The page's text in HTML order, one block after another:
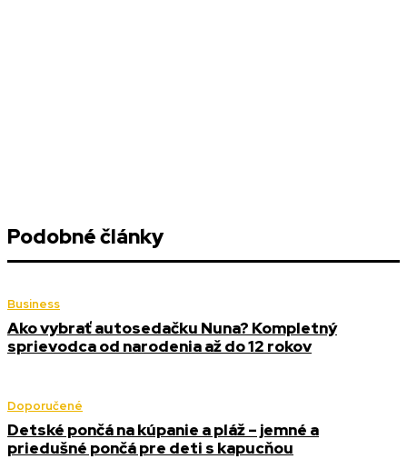
Podobné články
Business
Ako vybrať autosedačku Nuna? Kompletný
sprievodca od narodenia až do 12 rokov
Doporučené
Detské pončá na kúpanie a pláž – jemné a
priedušné pončá pre deti s kapucňou